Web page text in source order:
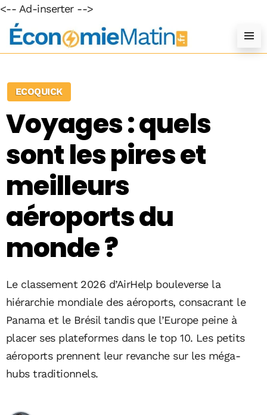
<-- Ad-inserter -->
ECOQUICK
Voyages : quels
sont les pires et
meilleurs
aéroports du
monde ?
Le classement 2026 d’AirHelp bouleverse la
hiérarchie mondiale des aéroports, consacrant le
Panama et le Brésil tandis que l’Europe peine à
placer ses plateformes dans le top 10. Les petits
aéroports prennent leur revanche sur les méga-
hubs traditionnels.